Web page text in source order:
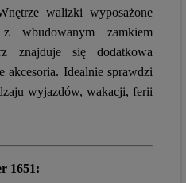
walizki wyposażone
wbudowanym zamkiem
znajduje się dodatkowa
akcesoria. Idealnie sprawdzi
wyjazdów, wakacji, ferii
1651: